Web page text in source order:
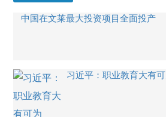
中国在文莱最大投资项目全面投产
习近平：职业教育大有